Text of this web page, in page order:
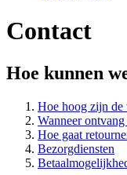
Contact
Hoe kunnen
Hoe hoog zijn de
Wanneer
Hoe gaat
Bezorgdiensten